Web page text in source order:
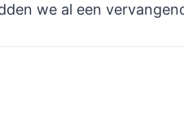
we al een